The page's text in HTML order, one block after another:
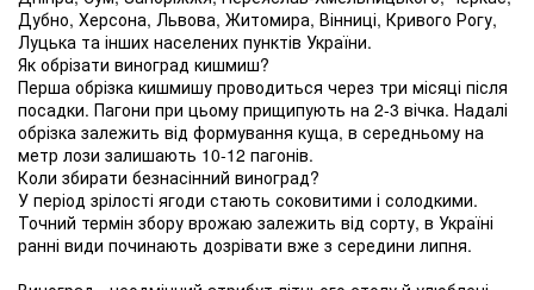
Дубно, Херсона, Львова, Житомира, Вінниці, Кривого Рогу,
Луцька та інших населених пунктів України.
Як обрізати виноград кишмиш?
Перша обрізка кишмишу проводиться через три місяці після
посадки. Пагони при цьому прищипують на 2-3 вічка. Надалі
обрізка залежить від формування куща, в середньому на
метр лози залишають 10-12 пагонів.
Коли збирати безнасінний виноград?
У період зрілості ягоди стають соковитими і солодкими.
Точний термін збору врожаю залежить від сорту, в Україні
ранні види починають дозрівати вже з середини липня.